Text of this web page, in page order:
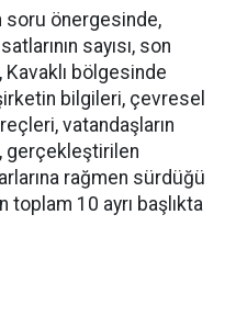
soru önergesinde,
sayısı, son
Kavaklı bölgesinde
bilgileri, çevresel
vatandaşların
gerçekleştirilen
rağmen sürdüğü
10 ayrı başlıkta